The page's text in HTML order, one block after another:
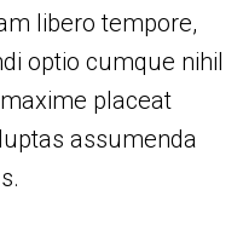
libero tempore,
optio cumque nihil
placeat
assumenda